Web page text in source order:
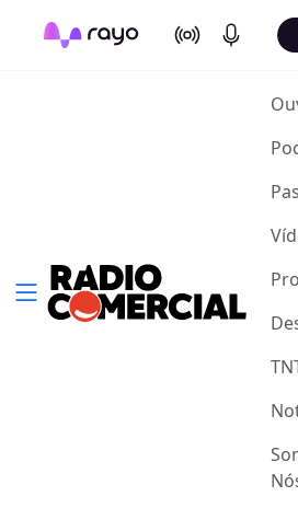
On Air Podcasts